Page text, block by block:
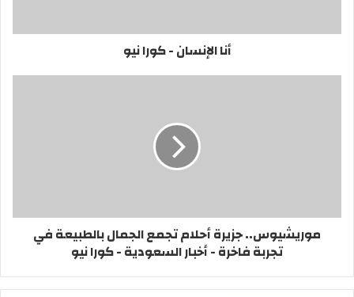
أنا الإنسان - كورا نيو
موريشيوس.. جزيرة أحلام تجمع الجمال بالطبيعة في
تجربة فاخرة - أخبار السعودية - كورا نيو